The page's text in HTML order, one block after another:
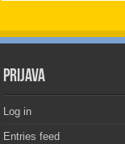
PRIJAVA
Log in
Entries feed